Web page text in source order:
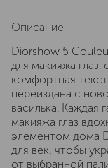
Описание
Diorshow 5
для макияжа глаз:
комфортная
переиздана с
василька. Каждая
макияжа глаз
элементом дома
для век, чтобы
от выбранной